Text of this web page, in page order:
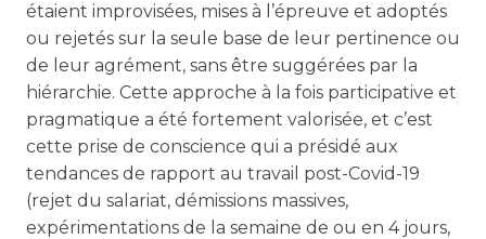
étaient improvisées, mises à l’épreuve et adoptés
ou rejetés sur la seule base de leur pertinence ou
de leur agrément, sans être suggérées par la
hiérarchie. Cette approche à la fois participative et
pragmatique a été fortement valorisée, et c’est
cette prise de conscience qui a présidé aux
tendances de rapport au travail post-Covid-19
(rejet du salariat, démissions massives,
expérimentations de la semaine de ou en 4 jours,